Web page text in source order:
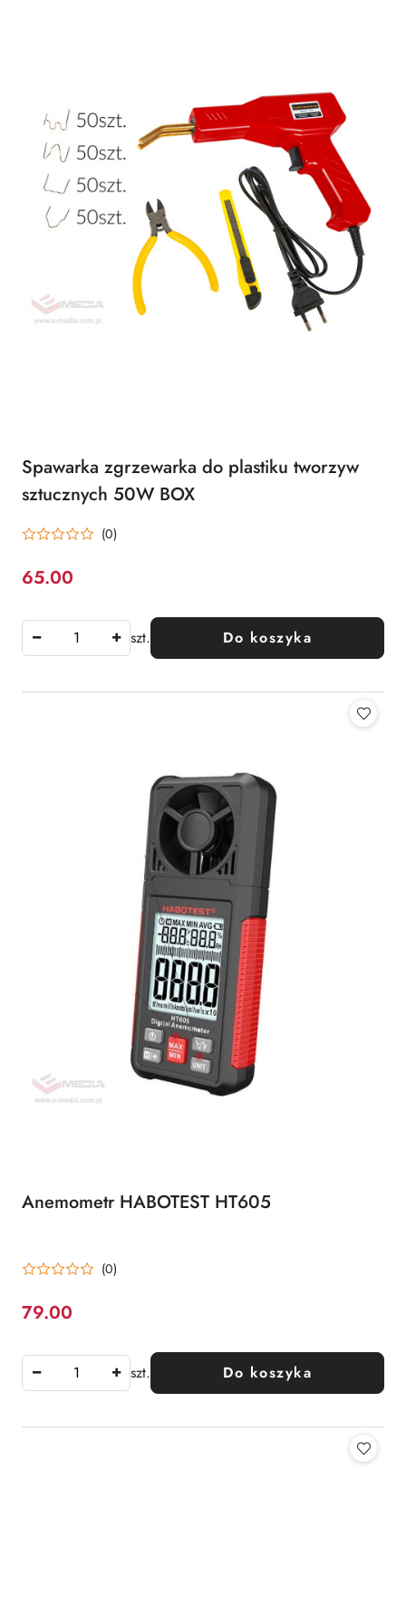
Spawarka zgrzewarka do plastiku tworzyw
sztucznych 50W BOX
(0)
Cena:
65.00
szt. Do koszyka
Anemometr HABOTEST HT605
(0)
Cena:
79.00
szt. Do koszyka